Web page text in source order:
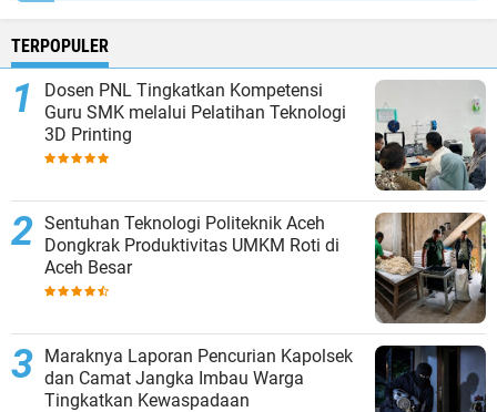
TERPOPULER
Dosen PNL Tingkatkan Kompetensi
Guru SMK melalui Pelatihan Teknologi
3D Printing
Sentuhan Teknologi Politeknik Aceh
Dongkrak Produktivitas UMKM Roti di
Aceh Besar
Maraknya Laporan Pencurian Kapolsek
dan Camat Jangka Imbau Warga
Tingkatkan Kewaspadaan